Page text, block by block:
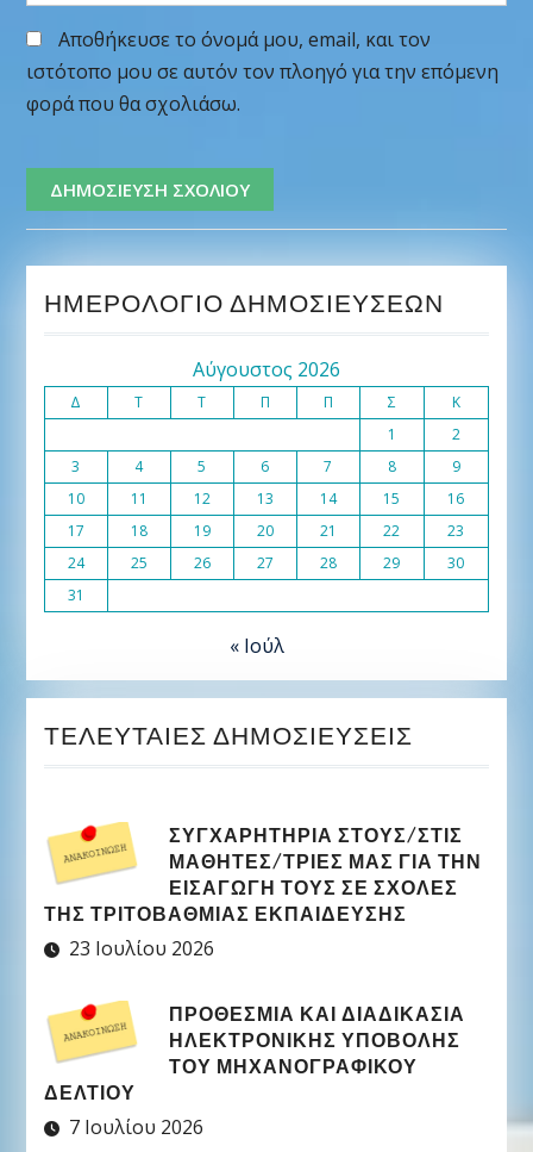
Αποθήκευσε το όνομά μου, email, και τον
ιστότοπο μου σε αυτόν τον πλοηγό για την επόμενη
φορά που θα σχολιάσω.
ΗΜΕΡΟΛΌΓΙΟ ΔΗΜΟΣΙΕΎΣΕΩΝ
Αύγουστος 2026
Δ Τ Τ Π Π Σ
Κ
1
2
3
4 5 6 7 8
9
10
11 12 13 14 15
16
17
18 19 20 21 22
23
24
25 26 27 28 29
30
31
« Ιούλ
ΤΕΛΕΥΤΑΊΕΣ ΔΗΜΟΣΙΕΎΣΕΙΣ
ΣΥΓΧΑΡΗΤΉΡΙΑ ΣΤΟΥΣ/ΣΤΙΣ
ΜΑΘΗΤΈΣ/ΤΡΙΕΣ ΜΑΣ ΓΙΑ ΤΗΝ
ΕΙΣΑΓΩΓΉ ΤΟΥΣ ΣΕ ΣΧΟΛΈΣ
ΤΗΣ ΤΡΙΤΟΒΆΘΜΙΑΣ ΕΚΠΑΊΔΕΥΣΗΣ
23 Ιουλίου 2026
ΠΡΟΘΕΣΜΊΑ ΚΑΙ ΔΙΑΔΙΚΑΣΊΑ
ΗΛΕΚΤΡΟΝΙΚΉΣ ΥΠΟΒΟΛΉΣ
ΤΟΥ ΜΗΧΑΝΟΓΡΑΦΙΚΟΎ
ΔΕΛΤΊΟΥ
7 Ιουλίου 2026